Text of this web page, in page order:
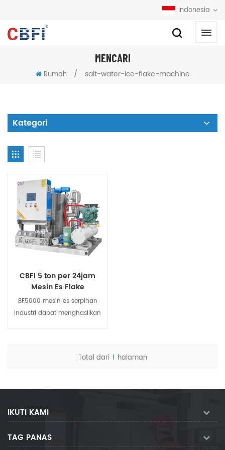
Indonesia
MENCARI
Rumah / salt-water-ice-flake-machine
Kategori
CBFI 5 ton per 24jam
Mesin Es Flake
BF5000 mesin es serpihan
industri dapat menghasilkan
The mesin es serpihan
pendinginan yang besar dan
pembuatan es yang cepat,
dan banyak digunakan di
katering dan supermarket,
Total dari 1 halaman
IKUTI KAMI
TAG PANAS